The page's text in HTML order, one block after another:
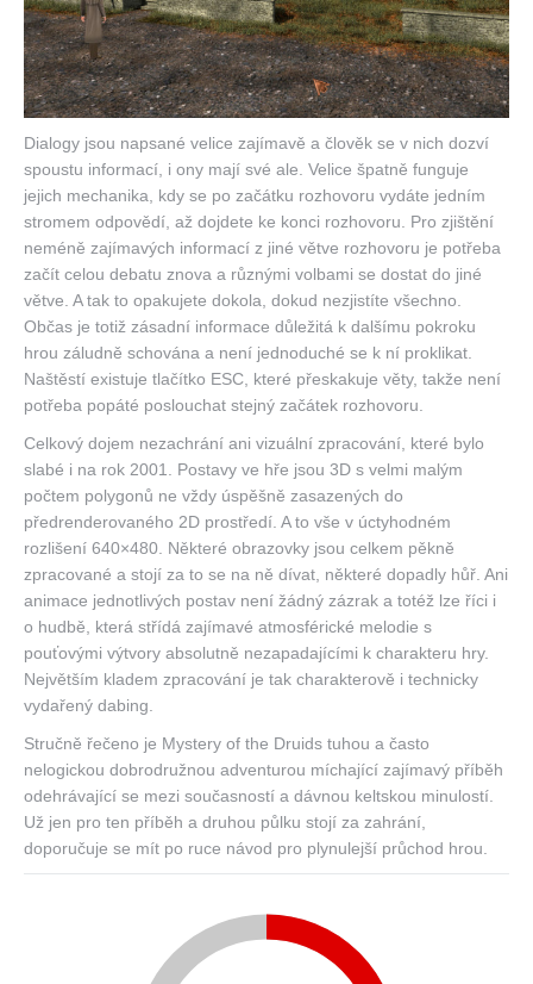
Dialogy jsou napsané velice zajímavě a člověk se v nich dozví
spoustu informací, i ony mají své ale. Velice špatně funguje
jejich mechanika, kdy se po začátku rozhovoru vydáte jedním
stromem odpovědí, až dojdete ke konci rozhovoru. Pro zjištění
neméně zajímavých informací z jiné větve rozhovoru je potřeba
začít celou debatu znova a různými volbami se dostat do jiné
větve. A tak to opakujete dokola, dokud nezjistíte všechno.
Občas je totiž zásadní informace důležitá k dalšímu pokroku
hrou záludně schována a není jednoduché se k ní proklikat.
Naštěstí existuje tlačítko ESC, které přeskakuje věty, takže není
potřeba popáté poslouchat stejný začátek rozhovoru.
Celkový dojem nezachrání ani vizuální zpracování, které bylo
slabé i na rok 2001. Postavy ve hře jsou 3D s velmi malým
počtem polygonů ne vždy úspěšně zasazených do
předrenderovaného 2D prostředí. A to vše v úctyhodném
rozlišení 640×480. Některé obrazovky jsou celkem pěkně
zpracované a stojí za to se na ně dívat, některé dopadly hůř. Ani
animace jednotlivých postav není žádný zázrak a totéž lze říci i
o hudbě, která střídá zajímavé atmosférické melodie s
pouťovými výtvory absolutně nezapadajícími k charakteru hry.
Největším kladem zpracování je tak charakterově i technicky
vydařený dabing.
Stručně řečeno je Mystery of the Druids tuhou a často
nelogickou dobrodružnou adventurou míchající zajímavý příběh
odehrávající se mezi současností a dávnou keltskou minulostí.
Už jen pro ten příběh a druhou půlku stojí za zahrání,
doporučuje se mít po ruce návod pro plynulejší průchod hrou.